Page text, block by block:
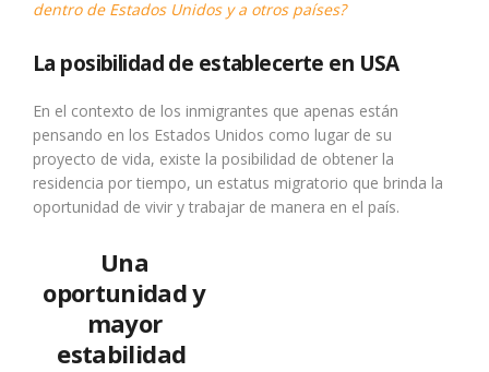
dentro de Estados Unidos y a otros países?
La posibilidad de establecerte en USA
En el contexto de los inmigrantes que apenas están
pensando en los Estados Unidos como lugar de su
proyecto de vida, existe la posibilidad de obtener la
residencia por tiempo, un estatus migratorio que brinda la
oportunidad de vivir y trabajar de manera en el país.
Una
oportunidad y
mayor
estabilidad